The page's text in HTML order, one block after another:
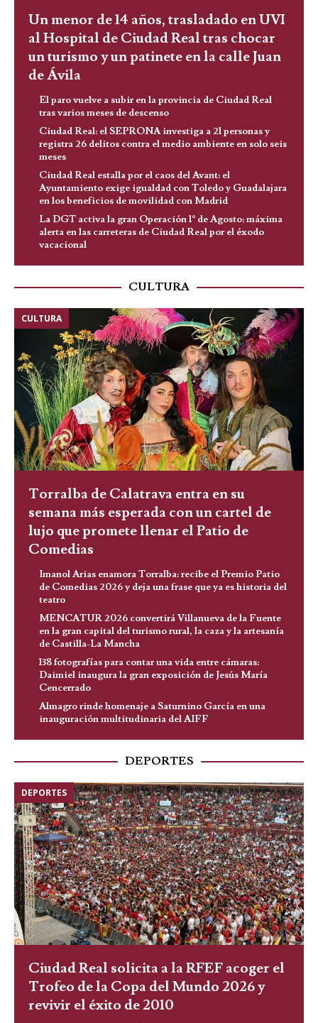
Un menor de 14 años, trasladado en UVI
al Hospital de Ciudad Real tras chocar
un turismo y un patinete en la calle Juan
de Ávila
El paro vuelve a subir en la provincia de Ciudad Real
tras varios meses de descenso
Ciudad Real: el SEPRONA investiga a 21 personas y
registra 26 delitos contra el medio ambiente en solo seis
meses
Ciudad Real estalla por el caos del Avant: el
Ayuntamiento exige igualdad con Toledo y Guadalajara
en los beneficios de movilidad con Madrid
La DGT activa la gran Operación 1º de Agosto: máxima
alerta en las carreteras de Ciudad Real por el éxodo
vacacional
CULTURA
CULTURA
Torralba de Calatrava entra en su
semana más esperada con un cartel de
lujo que promete llenar el Patio de
Comedias
Imanol Arias enamora Torralba: recibe el Premio Patio
de Comedias 2026 y deja una frase que ya es historia del
teatro
MENCATUR 2026 convertirá Villanueva de la Fuente
en la gran capital del turismo rural, la caza y la artesanía
de Castilla-La Mancha
138 fotografías para contar una vida entre cámaras:
Daimiel inaugura la gran exposición de Jesús María
Cencerrado
Almagro rinde homenaje a Saturnino García en una
inauguración multitudinaria del AIFF
DEPORTES
DEPORTES
Ciudad Real solicita a la RFEF acoger el
Trofeo de la Copa del Mundo 2026 y
revivir el éxito de 2010